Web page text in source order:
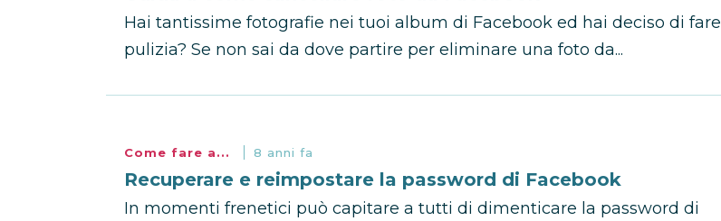
Hai tantissime fotografie nei tuoi album di Facebook ed hai deciso di fare
pulizia? Se non sai da dove partire per eliminare una foto da...
Come fare a... 8 anni fa
Recuperare e reimpostare la password di Facebook
In momenti frenetici può capitare a tutti di dimenticare la password di